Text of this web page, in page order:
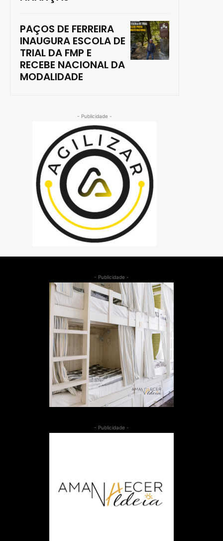
PAÇOS DE FERREIRA
INAUGURA ESCOLA DE
TRIAL DA FMP E
RECEBE NACIONAL DA
MODALIDADE
- Publicidade -
- Publicidade -
- Publicidade -